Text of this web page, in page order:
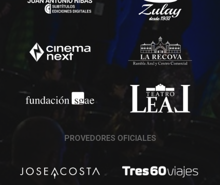
PROVEDORES OFICIALES